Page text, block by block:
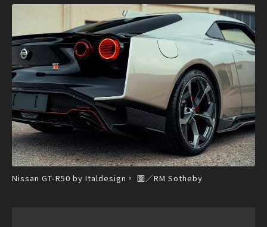
Nissan GT-R50 by Italdesign。 圖／RM Sotheby